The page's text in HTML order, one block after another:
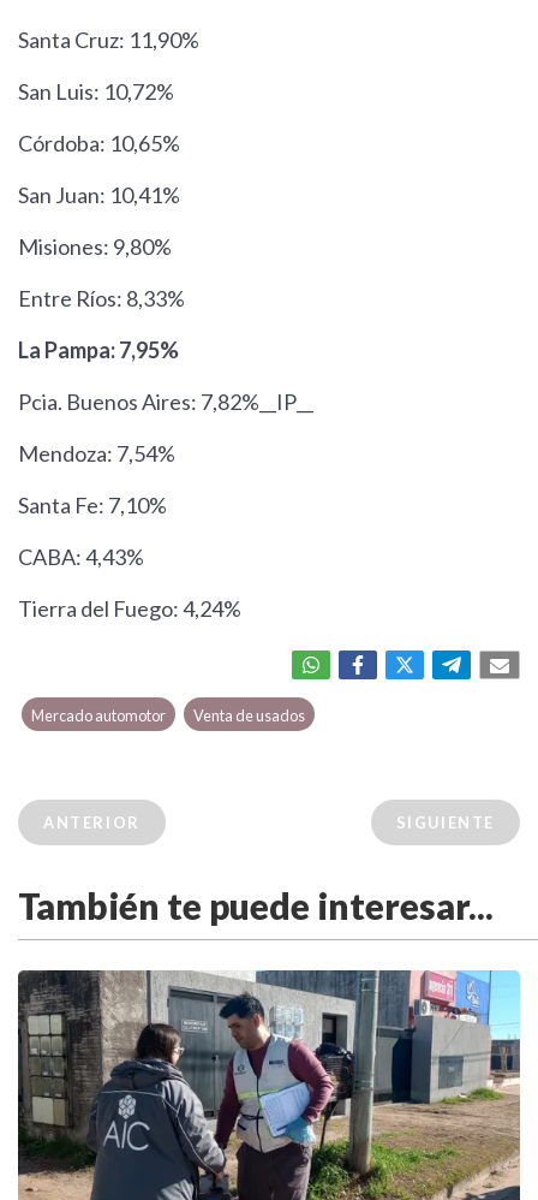
Santa Cruz: 11,90%
San Luis: 10,72%
Córdoba: 10,65%
San Juan: 10,41%
Misiones: 9,80%
Entre Ríos: 8,33%
La Pampa: 7,95%
Pcia. Buenos Aires: 7,82%__IP__
Mendoza: 7,54%
Santa Fe: 7,10%
CABA: 4,43%
Tierra del Fuego: 4,24%
Mercado automotor Venta de usados
ANTERIOR SIGUIENTE
También te puede interesar...